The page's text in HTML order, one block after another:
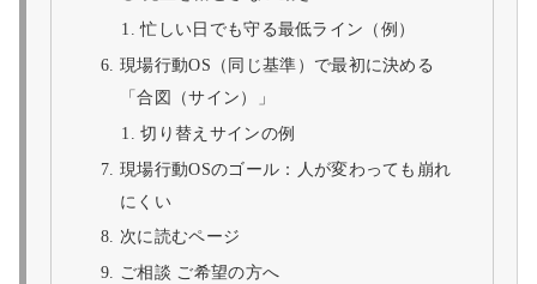
忙しい日でも守る最低ライン（例）
現場行動OS（同じ基準）で最初に決める
「合図（サイン）」
切り替えサインの例
現場行動OSのゴール：人が変わっても崩れ
にくい
次に読むページ
ご相談 ご希望の方へ